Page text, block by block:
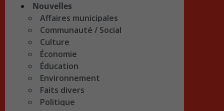
Nouvelles
Affaires municipales
Communauté / Social
Culture
Économie
Éducation
Environnement
Faits divers
Politique